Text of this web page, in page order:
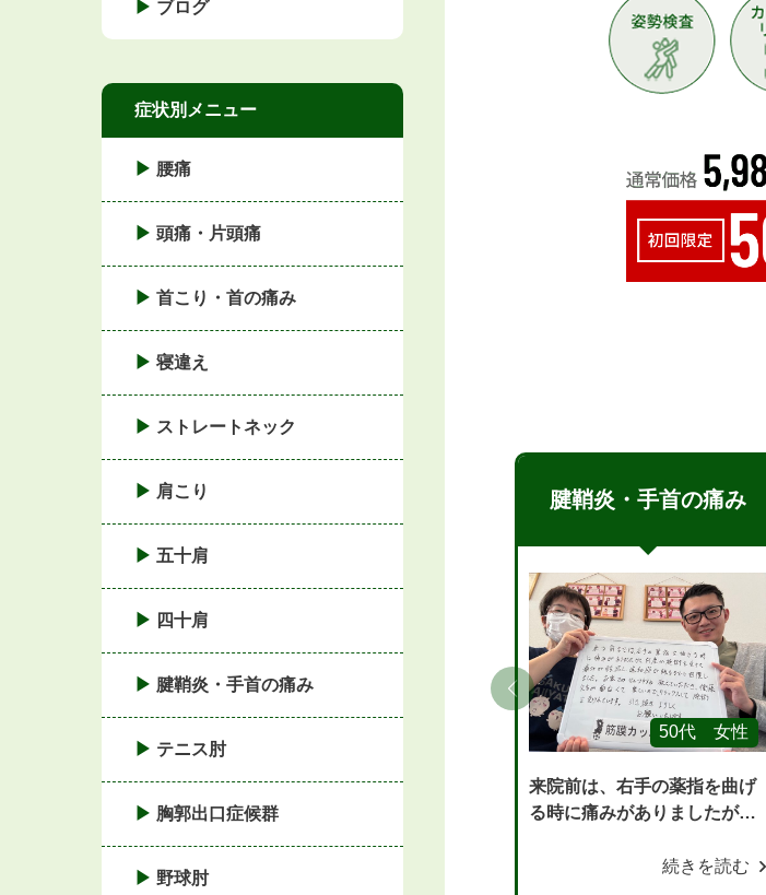
腱鞘炎・手首の痛み
50代 女性
来院前は、右手の薬指を曲げ
る時に痛みがありましたが、
減し、違和感が残る程度にな
続きを読む
ブログ
症状別メニュー
腰痛
頭痛・片頭痛
首こり・首の痛み
寝違え
ストレートネック
肩こり
五十肩
四十肩
腱鞘炎・手首の痛み
テニス肘
胸郭出口症候群
野球肘